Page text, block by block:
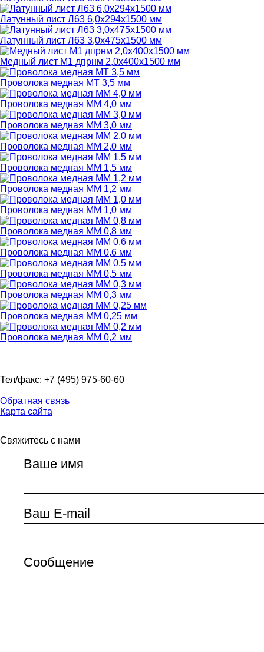
Латунный лист Л63 6,0х294х1500 мм
Латунный лист Л63 3,0х475х1500 мм
Медный лист М1 дпрнм 2,0х400х1500 мм
Проволока медная МТ 3,5 мм
Проволока медная ММ 4,0 мм
Проволока медная ММ 3,0 мм
Проволока медная ММ 2,0 мм
Проволока медная ММ 1,5 мм
Проволока медная ММ 1,2 мм
Проволока медная ММ 1,0 мм
Проволока медная ММ 0,8 мм
Проволока медная ММ 0,6 мм
Проволока медная ММ 0,5 мм
Проволока медная ММ 0,3 мм
Проволока медная ММ 0,25 мм
Проволока медная ММ 0,2 мм
Тел/факс: +7 (495) 975-60-60
Обратная связь
Карта сайта
Свяжитесь с нами
Ваше имя
Ваш E-mail
Сообщение